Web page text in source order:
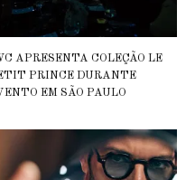
APRESENTA COLEÇÃO LE
PRINCE DURANTE
EM SÃO PAULO